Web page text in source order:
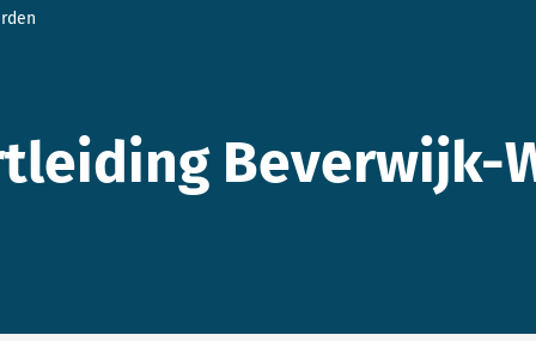
Beverwijk-